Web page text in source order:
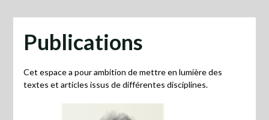
Publications
Cet espace a pour ambition de mettre en lumière des
textes et articles issus de différentes disciplines.